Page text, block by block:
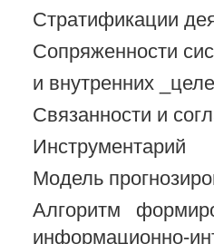
Стратификации
Сопряженности
и внутренних
Связанности и
Инструментарий
Модель
Алгоритм
информационно-